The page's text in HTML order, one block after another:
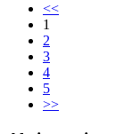
<<
1
2
3
4
5
>>